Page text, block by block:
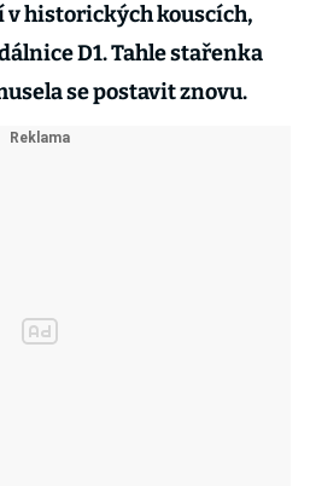
v historických kouscích,
D1. Tahle stařenka
se postavit znovu.